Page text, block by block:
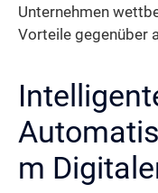
Unternehmen
Vorteile gegenüber
m